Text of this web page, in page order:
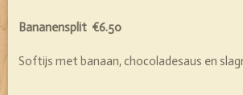
Bananensplit €6.50
Softijs met banaan, chocoladesaus en